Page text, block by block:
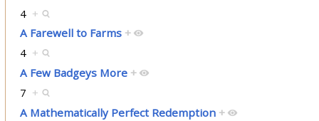
4 +
A Farewell to Farms +
4 +
A Few Badgeys More +
7 +
A Mathematically Perfect Redemption +